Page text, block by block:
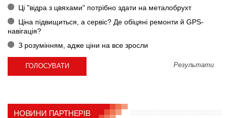
Ці "відра з цвяхами" потрібно здати на металобрухт
Ціна підвищиться, а сервіс? Де обіцяні ремонти й GPS-
навігація?
З розумінням, адже ціни на все зросли
Результати
НОВИНИ ПАРТНЕРІВ